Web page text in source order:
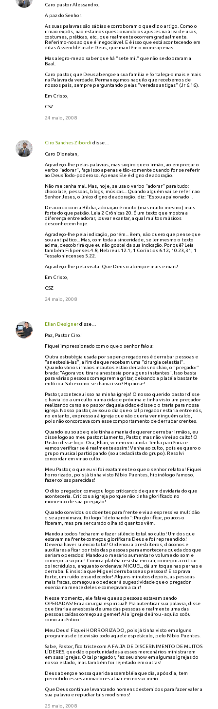
Caro pastor Alessandro,
A paz do Senhor!
As suas palavras são sábias e corroboram o que diz o artigo. Como o
irmão expôs, não estamos questionando os ajustes na área de usos,
costumes, práticas, etc., que realmente ocorrem gradualmente.
Referimo-nos ao que é inegociável. E é isso que está acontecendo em
ditas Assembléias de Deus, que mantêm o nome apenas.
Mas alegro-me ao saber que há "sete mil" que não se dobraram a
Baal.
Caro pastor, que Deus abençoe a sua família e fortaleça-o mais e mais
na Palavra da verdade. Permaneçamos naquilo que recebemos de
nossos pais, sempre perguntando pelas "veredas antigas" (Jr 6.16).
Em Cristo,
CSZ
24 maio, 2008
Ciro Sanches Zibordi disse…
Caro Dionatan,
Agradeço-lhe pelas palavras, mas sugiro que o irmão, ao empregar o
verbo "adorar", faça isso apenas e tão-somente quando for se referir
ao Deus Todo-poderoso. Apenas Ele é digno de adoração.
Não me tenha mal. Mas, hoje, se usa o verbo "adorar" para tudo:
chocolate, pessoas, blogs, músicas... Quando alguém vai se referir ao
Senhor Jesus, o único digno de adoração, diz: "Estou apaixonado".
De acordo com a Bíblia, adoração é muito (mas muito mesmo) mais
forte do que paixão. Leia 2 Crônicas 20. É um texto que mostra a
diferença entre adorar, louvar e cantar, a qual muitos músicos
desconhecem hoje.
Agradeço-lhe pela indicação, porém... Bem, não quero que pense que
sou antipático... Mas, com toda a sinceridade, se ler mesmo o texto
acima, descobrirá que eu não gostei da sua indicação. Por quê? Leia
também Filipenses 4.8; Hebreus 12.1; 1 Coríntios 6.12; 10.23,31; 1
Tessalonincenses 5.22.
Agradeço-lhe pela visita! Que Deus o abençoe mais e mais!
Em Cristo,
CSZ
24 maio, 2008
Elian Designerdisse…
Paz, Pastor Ciro!
Fiquei impressionado com o que o senhor falou:
Outra estratégia usada por super-pregadores é derrubar pessoas e
"anestesiá-las", a fim de que recebam uma "cirurgia celestial".
Quando vários irmãos incautos estão deitados no chão, o "pregador"
brada: "Agora vou tirar a anestesia por alguns instantes". Isso basta
para várias pessoas começarem a gritar, deixando a platéia bastante
eufórica. Sabe como se chama isso? Hipnose!
Pastor, aconteceu isso na minha igreja! O nosso querido pastor disse
q havia ido a um culto numa cidade próxima e tinha visto um pregador
realizando curas e o pastor daquela cidade disse q o traria para nossa
igreja. Nosso pastor, avisou o dia que o tal pregador estaria entre nós,
no entanto, expressou à igreja que não queria ver ninguém caído,
pois não concordava com esse comportamento de derrubar crentes.
Quando eu soube q ele tinha a mania de querer derrubar irmãos, eu
disse logo ao meu pastor: Lamento, Pastor, mas não virei ao culto! O
Pastor disse logo: Ora, Elian, vc nem viu ainda. Tenha paciência e
vamos verificar se é realmente assim! Venha ao culto, pois eu quero o
grupo musical participando (sou tecladista do grupo). Resolvi
concordar em vir ao culto.
Meu Pastor, o que eu vi foi exatamente o que o senhor relatou! Fiquei
horrorizado, pois já tinha visto Fábio Puentes, hipinólogo famoso,
fazer coisas parecidas!
O dito pregador, começou logo criticando de quem duvidaria do que
aconteceria. Criticou a igreja porque não tinha glorificado no
momento de sua pregação!
Quando convidou os doentes para frente e viu a expressiva multidão
q se aproximava, foi logo "detonando": Pra glorificar, poucos o
fizeram, mas pra ser curado olha só quantos vêm.
Mandou todos fecharem e fazer silêncio total no culto! Um dos que
estavam na frente começou glorificar a Deus e foi repreendido!
Deveria haver silêncio total! Ordenou a presbíteros, diáconos e
auxiliares a ficar por trás das pessoas para amortecer a queda dos que
seriam operados! Mandou o mesário aumentar o volume do som e
começou a soprar! Como a platéia resistia em cair, começou a criticar
os incrédulos, enquanto ordenava: MIGUEL, dá um toque nas pernas e
derruba! E insistia que Miguel derrubasse as pessoas! E soprava
forte, um ruído ensurdecedor! Alguns minutos depois, as pessoas
mais fracas, começou a obedecer à sugestividade que o pregador
exercia na mente deles e começavam a cair!
Nesse momento, ele falava que as pessoas estavam sendo
OPERADAS! Era a cirurgia espiritual! Pra autenticar sua palavra, disse
que tiraria a anestesia de uma das pessoas e realmente uma das
pessoas caídas começou a gemer! Aí a igreja delirou - aquilo soôu
como autêntico!
Meu Deus! Fiquei HORRORIZADO, pois já tinha visto em alguns
programas de televisão todo aquele espetáculo, pelo Fábio Puentes.
Sabe, Pastor, fico triste com A FALTA DE DISCERNIMENTO DE MUITOS
LÍDERES, que dão oportunidades a esses mercenários ministrarem
em suas igrejas. O tal pregador, fez seu show em algumas igrejas do
nosso estado, mas também foi rejeitado em outras!
Deus abençoe nossa querida assembléia que dia, após dia, tem
permitido esses animadores atuar em nosso meio.
Que Deus continue levantando homens destemidos para fazer valer a
sua palavra e repudiar tais modismos!
25 maio, 2008